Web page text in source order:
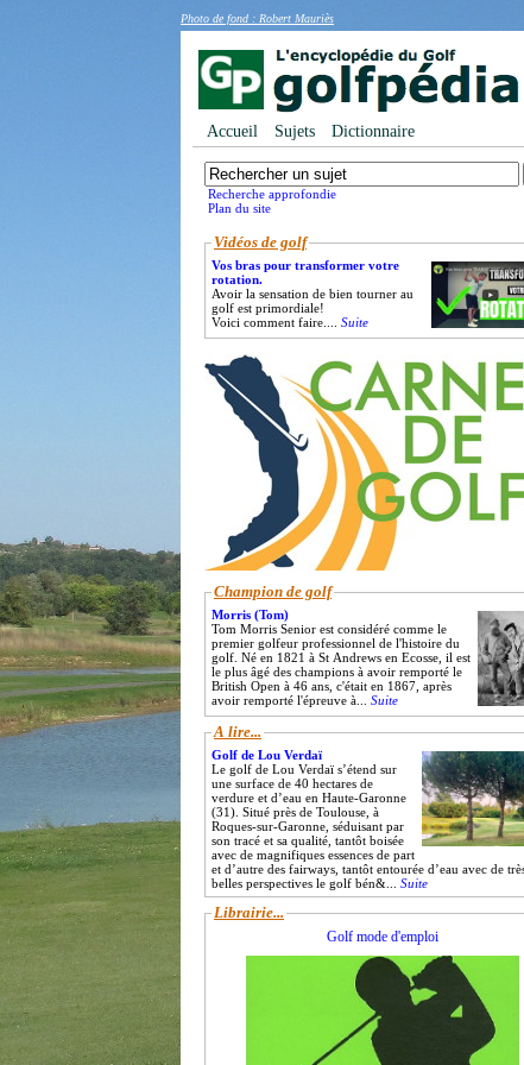
Photo de fond : Robert Mauriès
Accueil Sujets Dictionnaire
Recherche approfondie
Plan du site
Vidéos de golf
Vos bras pour transformer votre
rotation.
Avoir la sensation de bien tourner au
golf est primordiale!
Voici comment faire.... Suite
Champion de golf
Morris (Tom)
Tom Morris Senior est considéré comme le
premier golfeur professionnel de l'histoire du
golf. Né en 1821 à St Andrews en Ecosse, il est
le plus âgé des champions à avoir remporté le
British Open à 46 ans, c'était en 1867, après
avoir remporté l'épreuve à... Suite
A lire...
Golf de Lou Verdaï
Le golf de Lou Verdaï s’étend sur
une surface de 40 hectares de
verdure et d’eau en Haute-Garonne
(31). Situé près de Toulouse, à
Roques-sur-Garonne, séduisant par
son tracé et sa qualité, tantôt boisée
avec de magnifiques essences de part
et d’autre des fairways, tantôt entourée d’eau avec de
belles perspectives le golf bén&... Suite
Librairie...
Golf mode d'emploi